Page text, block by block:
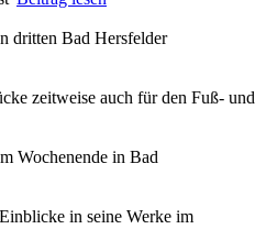
dritten Bad Hersfelder
zeitweise auch für den Fuß- und
Wochenende in Bad
in seine Werke im